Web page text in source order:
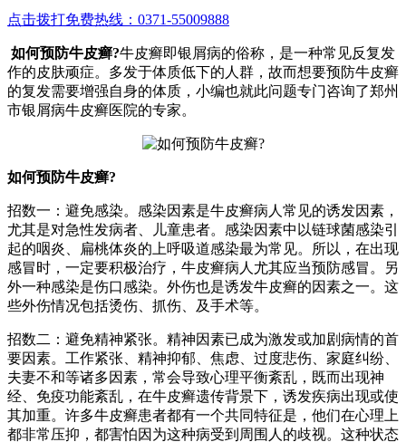
点击拨打免费热线：0371-55009888
如何预防牛皮癣?牛皮癣即银屑病的俗称，是一种常见反复发
作的皮肤顽症。多发于体质低下的人群，故而想要预防牛皮癣
的复发需要增强自身的体质，小编也就此问题专门咨询了郑州
市银屑病牛皮癣医院的专家。
如何预防牛皮癣?
招数一：避免感染。感染因素是牛皮癣病人常见的诱发因素，
尤其是对急性发病者、儿童患者。感染因素中以链球菌感染引
起的咽炎、扁桃体炎的上呼吸道感染最为常见。所以，在出现
感冒时，一定要积极治疗，牛皮癣病人尤其应当预防感冒。另
外一种感染是伤口感染。外伤也是诱发牛皮癣的因素之一。这
些外伤情况包括烫伤、抓伤、及手术等。
招数二：避免精神紧张。精神因素已成为激发或加剧病情的首
要因素。工作紧张、精神抑郁、焦虑、过度悲伤、家庭纠纷、
夫妻不和等诸多因素，常会导致心理平衡紊乱，既而出现神
经、免疫功能紊乱，在牛皮癣遗传背景下，诱发疾病出现或使
其加重。许多牛皮癣患者都有一个共同特征是，他们在心理上
都非常压抑，都害怕因为这种病受到周围人的歧视。这种状态